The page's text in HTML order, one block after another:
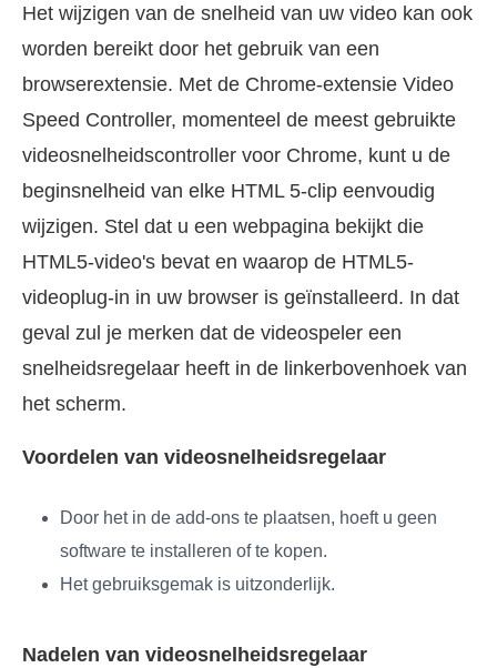
Het wijzigen van de snelheid van uw video kan ook
worden bereikt door het gebruik van een
browserextensie. Met de Chrome-extensie Video
Speed Controller, momenteel de meest gebruikte
videosnelheidscontroller voor Chrome, kunt u de
beginsnelheid van elke HTML 5-clip eenvoudig
wijzigen. Stel dat u een webpagina bekijkt die
HTML5-video's bevat en waarop de HTML5-
videoplug-in in uw browser is geïnstalleerd. In dat
geval zul je merken dat de videospeler een
snelheidsregelaar heeft in de linkerbovenhoek van
het scherm.
Voordelen van videosnelheidsregelaar
Door het in de add-ons te plaatsen, hoeft u geen
software te installeren of te kopen.
Het gebruiksgemak is uitzonderlijk.
Nadelen van videosnelheidsregelaar